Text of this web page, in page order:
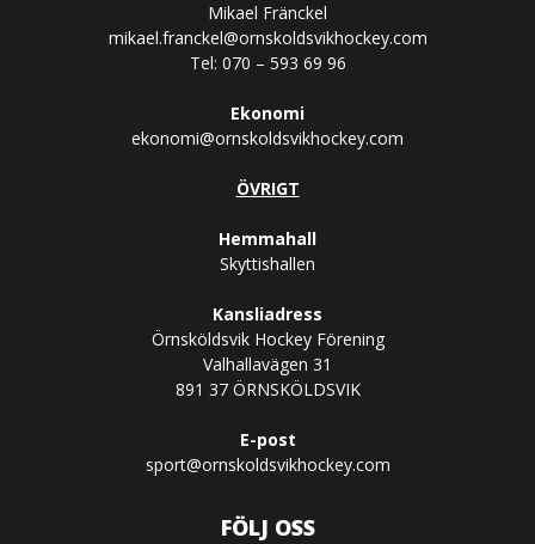
Mikael Fränckel
mikael.franckel@ornskoldsvikhockey.com
Tel: 070 – 593 69 96
Ekonomi
ekonomi@ornskoldsvikhockey.com
ÖVRIGT
Hemmahall
Skyttishallen
Kansliadress
Örnsköldsvik Hockey Förening
Valhallavägen 31
891 37 ÖRNSKÖLDSVIK
E-post
sport@ornskoldsvikhockey.com
FÖLJ OSS